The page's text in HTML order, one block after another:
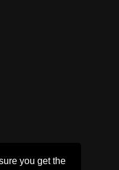
you get the